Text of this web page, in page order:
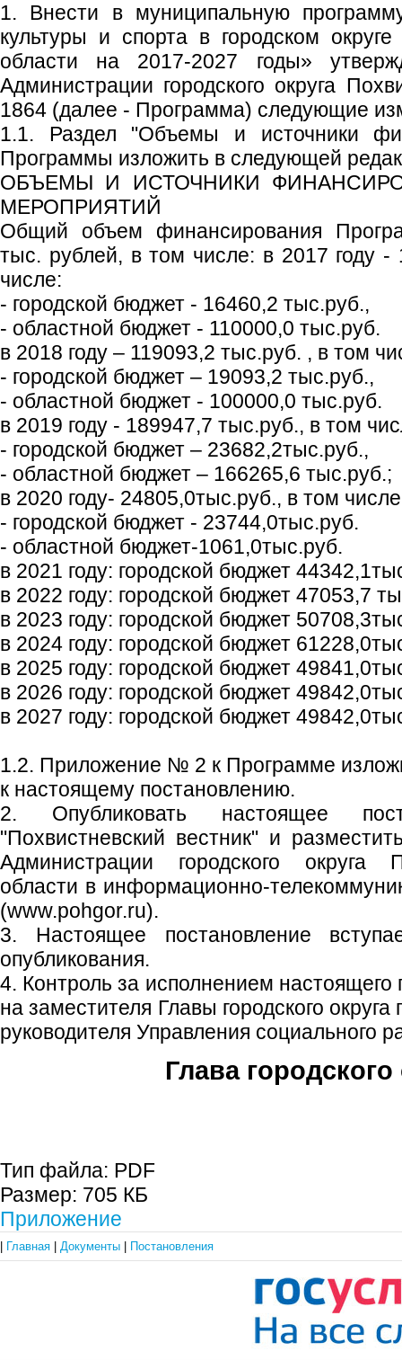
1. Внести в муниципальную
культуры и спорта в городском
области на 2017-2027 годы»
Администрации городского округа
1864 (далее - Программа) следующие
1.1. Раздел "Объемы и источники
Программы изложить в следующей
ОБЪЕМЫ И ИСТОЧНИКИ
МЕРОПРИЯТИЙ
Общий объем финансирования
тыс. рублей, в том числе: в 2017 году
числе:
- городской бюджет - 16460,2 тыс.руб.,
- областной бюджет - 110000,0 тыс.руб.
в 2018 году – 119093,2 тыс.руб. , в том
- городской бюджет – 19093,2 тыс.руб.,
- областной бюджет - 100000,0 тыс.руб.
в 2019 году - 189947,7 тыс.руб., в том
- городской бюджет – 23682,2тыс.руб.,
- областной бюджет – 166265,6 тыс.руб.;
в 2020 году- 24805,0тыс.руб., в том
- городской бюджет - 23744,0тыс.руб.
- областной бюджет-1061,0тыс.руб.
в 2021 году: городской бюджет
в 2022 году: городской бюджет 47053,7
в 2023 году: городской бюджет
в 2024 году: городской бюджет
в 2025 году: городской бюджет
в 2026 году: городской бюджет
в 2027 году: городской бюджет
1.2. Приложение № 2 к Программе
к настоящему постановлению.
2. Опубликовать настоящее
"Похвистневский вестник" и
Администрации городского округа
области в информационно-
(www.pohgor.ru).
3. Настоящее постановление
опубликования.
4. Контроль за исполнением настоящего
на заместителя Главы городского
руководителя Управления социального
Глава городского
Тип файла: PDF
Размер: 705 КБ
Приложение
Главная Документы Постановления